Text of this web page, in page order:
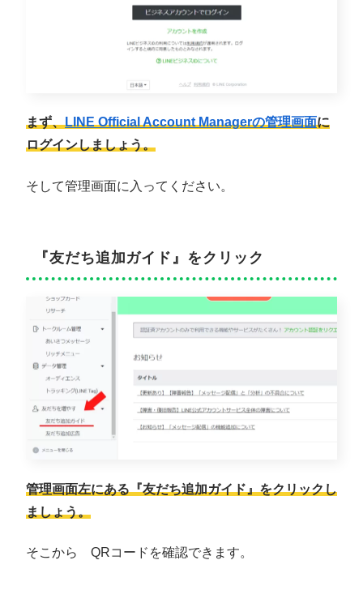
まず、LINE Official Account Managerの管理画面に
ログインしましょう。
そして管理画面に入ってください。
『友だち追加ガイド』をクリック
管理画面左にある『友だち追加ガイド』をクリックし
ましょう。
そこから QRコードを確認できます。